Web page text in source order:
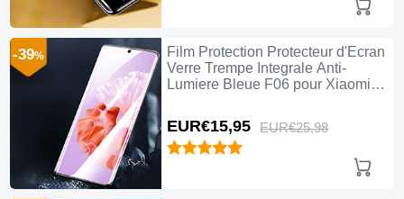
Film Protection Protecteur d'Ecran
Verre Trempe Integrale Anti-
Lumiere Bleue F06 pour Xiaomi
EUR€15,95 EUR€25,98
-39%